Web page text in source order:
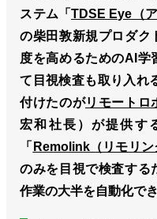
ステム「TDSE Eye（ア
の柴田敦新規プロダク
度を高めるためのAI学
て目視検査も取り入れ
付けたのがリモートロ
宏和社長）が提供す
「 Remolink（リモリン
のみを目視で検査する
作業の大半を自動化で